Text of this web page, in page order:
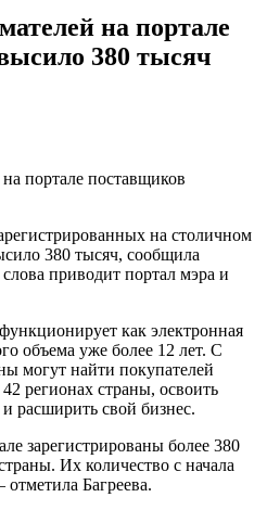
на портале
380 тысяч
на столичном
380 тысяч, сообщила
приводит портал мэра и
как электронная
объема уже более 12 лет. С
могут найти покупателей
регионах страны, освоить
расширить свой бизнес.
зарегистрированы более 380
Их количество с начала
отметила Багреева.